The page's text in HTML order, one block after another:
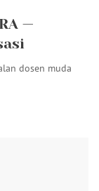
—
dosen muda